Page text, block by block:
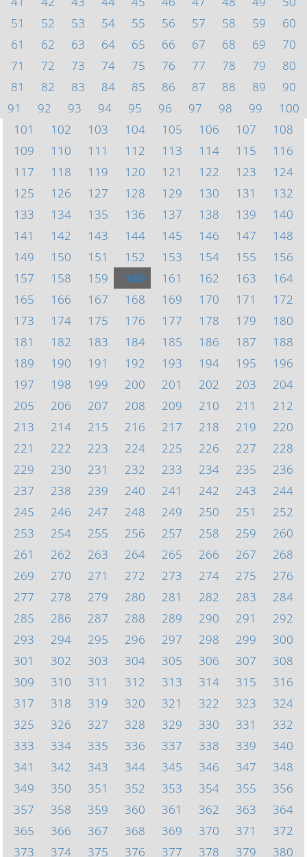
51
52 53 54 55 56 57 58 59
60
61
62 63 64 65 66 67 68 69
70
71
72 73 74 75 76 77 78 79
80
81
82 83 84 85 86 87 88 89
90
91
92 93 94 95 96 97 98 99
100
101
102 103 104 105 106 107
108
109
110 111 112 113 114 115
116
117
118 119 120 121 122 123
124
125
126 127 128 129 130 131
132
133
134 135 136 137 138 139
140
141
142 143 144 145 146 147
148
149
150 151 152 153 154 155
156
157
158 159 160 161 162 163
164
165
166 167 168 169 170 171
172
173
174 175 176 177 178 179
180
181
182 183 184 185 186 187
188
189
190 191 192 193 194 195
196
197
198 199 200 201 202 203
204
205
206 207 208 209 210 211
212
213
214 215 216 217 218 219
220
221
222 223 224 225 226 227
228
229
230 231 232 233 234 235
236
237
238 239 240 241 242 243
244
245
246 247 248 249 250 251
252
253
254 255 256 257 258 259
260
261
262 263 264 265 266 267
268
269
270 271 272 273 274 275
276
277
278 279 280 281 282 283
284
285
286 287 288 289 290 291
292
293
294 295 296 297 298 299
300
301
302 303 304 305 306 307
308
309
310 311 312 313 314 315
316
317
318 319 320 321 322 323
324
325
326 327 328 329 330 331
332
333
334 335 336 337 338 339
340
341
342 343 344 345 346 347
348
349
350 351 352 353 354 355
356
357
358 359 360 361 362 363
364
365
366 367 368 369 370 371
372
373
374 375 376 377 378 379 380